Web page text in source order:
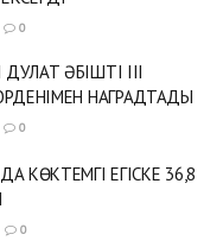
0
ӘБІШТІ ІІІ
НАГРАДТАДЫ
0
КӨКТЕМГІ ЕГІСКЕ 36,8
0